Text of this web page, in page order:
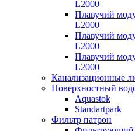
L2000
Плавучий
L2000
Плавучий
L2000
Плавучий
L2000
Канализационные
Поверхностный
Aquastok
Standartpark
Фильтр патрон